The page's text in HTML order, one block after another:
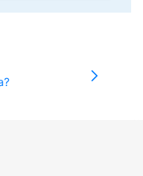
pele respire